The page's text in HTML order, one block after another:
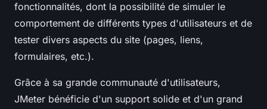
fonctionnalités, dont la possibilité de simuler le
comportement de différents types d'utilisateurs et de
tester divers aspects du site (pages, liens,
formulaires, etc.).
Grâce à sa grande communauté d'utilisateurs,
JMeter bénéficie d'un support solide et d'un grand